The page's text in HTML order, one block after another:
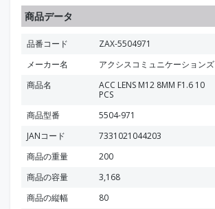
商品データ
品番コード
ZAX-5504971
メーカー名
アクシスコミュニケーションズ
商品名
ACC LENS M12 8MM F1.6 10
PCS
商品型番
5504-971
JANコード
7331021044203
商品の重量
200
商品の容量
3,168
商品の縦幅
80